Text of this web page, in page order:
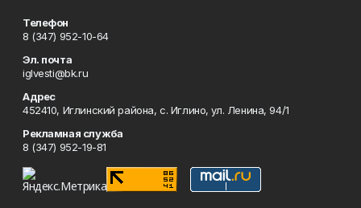
Телефон
8 (347) 952-10-64
Эл. почта
iglvesti@bk.ru
Адрес
452410, Иглинский района, с. Иглино, ул. Ленина, 94/1
Рекламная служба
8 (347) 952-19-81